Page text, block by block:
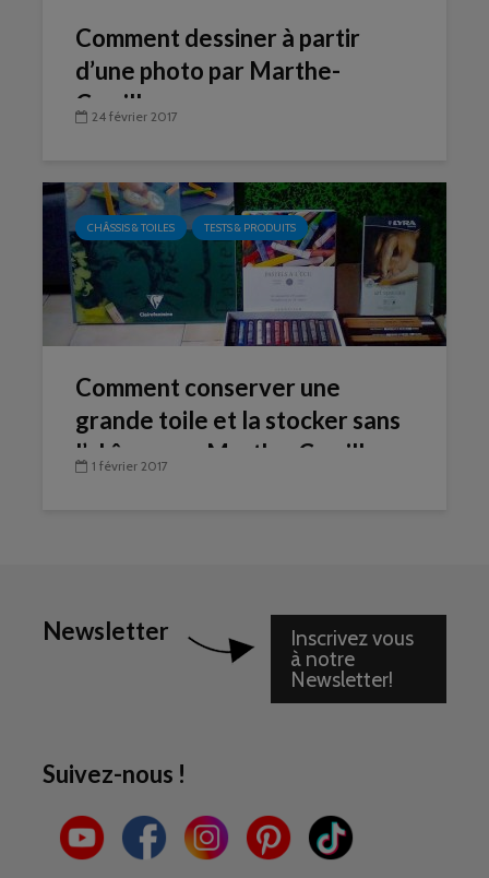
Comment dessiner à partir
d’une photo par Marthe-
Camille
24 février 2017
CHÂSSIS & TOILES TESTS & PRODUITS
Comment conserver une
grande toile et la stocker sans
l’abîmer par Marthe-Camille
1 février 2017
Newsletter
Inscrivez vous
à notre
Newsletter!
Suivez-nous !